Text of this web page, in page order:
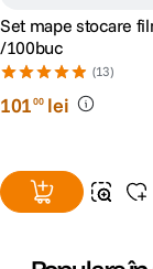
Set mape stocare
/100buc
(13)
10100 lei